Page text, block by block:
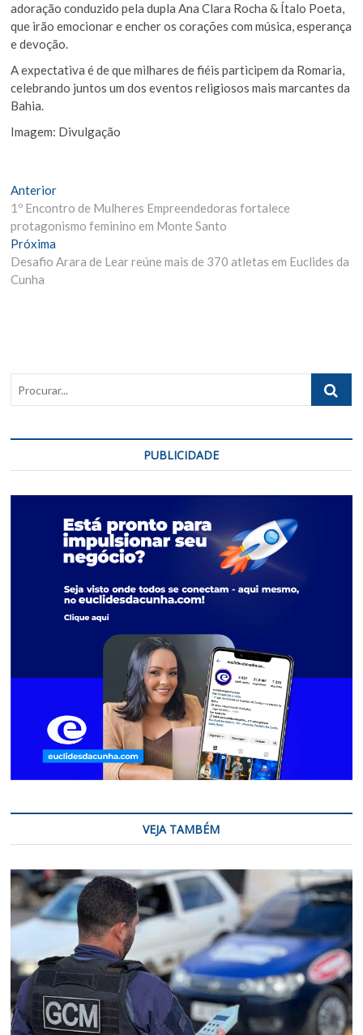
adoração conduzido pela dupla Ana Clara Rocha & Ítalo Poeta,
que irão emocionar e encher os corações com música, esperança
e devoção.
A expectativa é de que milhares de fiéis participem da Romaria,
celebrando juntos um dos eventos religiosos mais marcantes da
Bahia.
Imagem: Divulgação
Navegação
de
Post
AnteriorMatéria
Anterior:
1º Encontro de Mulheres Empreendedoras fortalece
protagonismo feminino em Monte Santo
Próxima
Materia:
Desafio Arara de Lear reúne mais de 370 atletas em Euclides da
Cunha
PUBLICIDADE
VEJA TAMBÉM